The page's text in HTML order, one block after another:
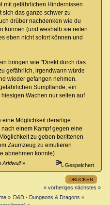
mit gefährlichen Hindernissen
sich das ganze schwer zu
drüber nachdenken wie du
können (und weshalb sie reiten
eben nicht sofort können und
bringen wie "Direkt durch das
gefährlich, irgendwann würde
wieder gefangen nehmen.
Sumpflande, ein
Wachen nur selten auf
Möglichkeit derartige
einem Kampf gegen eine
zu geben berittenen
Zaumzeug zu emulieren
abnehmen könnte)
Arldwulf» Gespeichert
DRUCKEN
« vorheriges nächstes »
» D&D - Dungeons & Dragons »